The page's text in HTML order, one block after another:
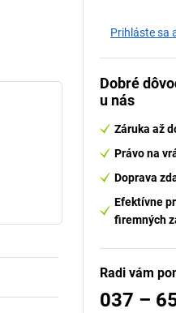
Prihláste sa
Dobré
u nás
Záruka až
Právo na
Doprava
Efektívne
firemných
Radi vám
037 –